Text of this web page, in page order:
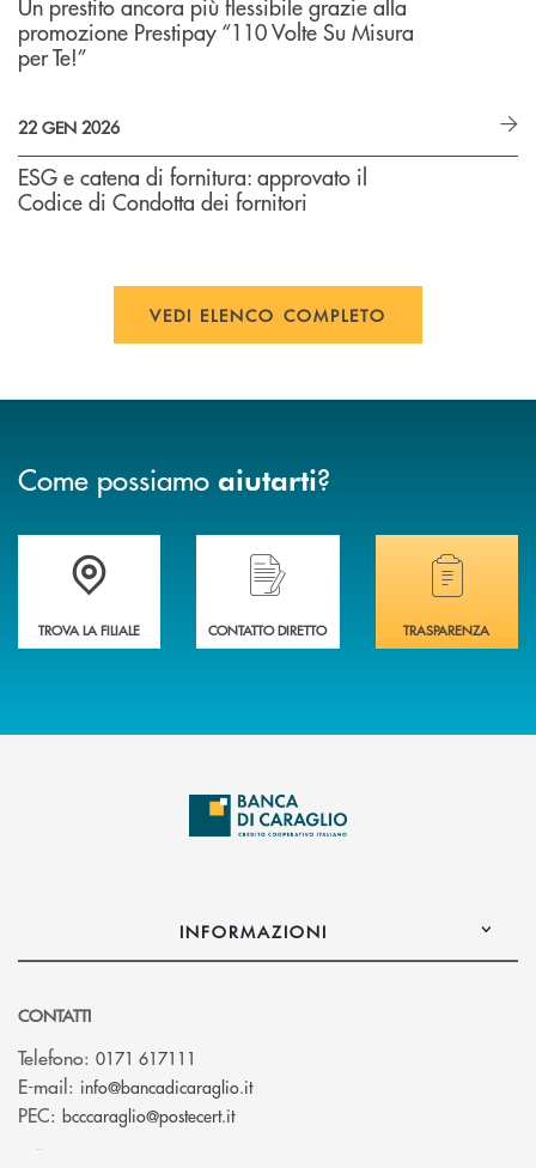
Un prestito ancora più flessibile grazie alla
promozione Prestipay “110 Volte Su Misura
per Te!”
22 GEN 2026
ESG e catena di fornitura: approvato il
Codice di Condotta dei fornitori
VEDI ELENCO COMPLETO
Come possiamo aiutarti?
Accedi all' elenco completo delle filiali di Banca di Caraglio.
TROVA LA FILIALE
Hai bisogno di assistenza immediata?
CONTATTO DIRETTO
Hai bisogno di
TRASPARENZA
INFORMAZIONI
CONTATTI
Telefono: 0171 617111
E-mail: info@bancadicaraglio.it(si apre l’app di posta elettronica)
PEC: bcccaraglio@postecert.it(si apre l’app di posta elettronica)